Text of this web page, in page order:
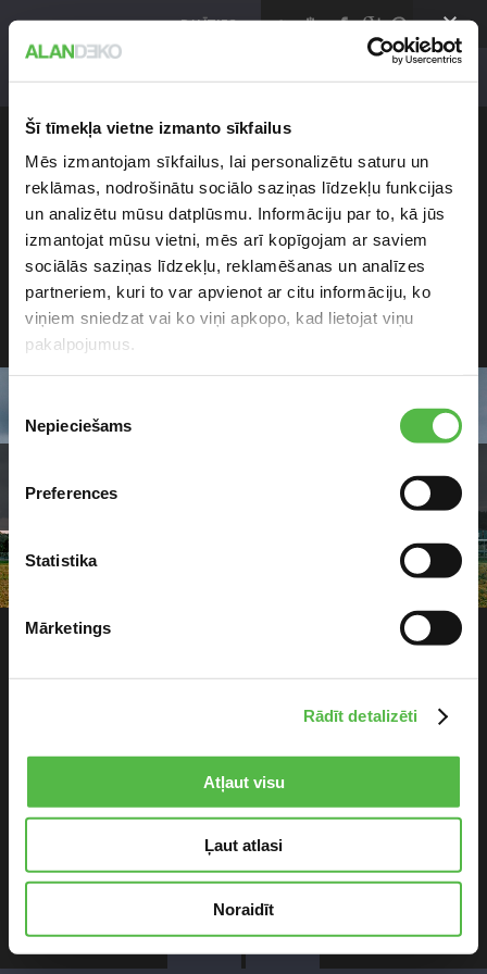
Šī tīmekļa vietne izmanto sīkfailus
Mēs izmantojam sīkfailus, lai personalizētu saturu un
reklāmas, nodrošinātu sociālo saziņas līdzekļu funkcijas
un analizētu mūsu datplūsmu. Informāciju par to, kā jūs
izmantojat mūsu vietni, mēs arī kopīgojam ar saviem
sociālās saziņas līdzekļu, reklamēšanas un analīzes
partneriem, kuri to var apvienot ar citu informāciju, ko
viņiem sniedzat vai ko viņi apkopo, kad lietojat viņu
pakalpojumus.
izvēle
Nepieciešams
Preferences
Statistika
Mārketings
Rādīt detalizēti
Atļaut visu
Ļaut atlasi
Noraidīt
klienti@alan.lv +371 670 629 29
Lat
DALĪTIES >
SEKO MUMS
Facebook
Twitter
Instagram
© 2017 ALANDEKO AIZKARI UN ŽALŪZIJAS. VISAS